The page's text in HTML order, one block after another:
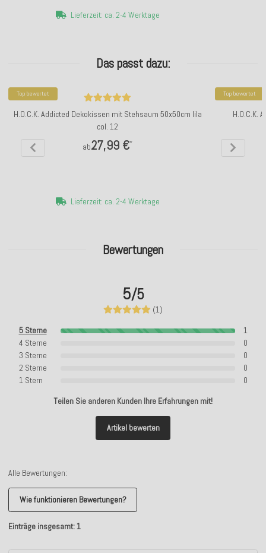
Bewertungen
5/5
(1)
5 Sterne
1
4 Sterne
0
3 Sterne
0
2 Sterne
0
1 Stern
0
Teilen Sie anderen Kunden Ihre Erfahrungen mit!
Artikel bewerten
Alle Bewertungen:
Wie funktionieren Bewertungen?
Einträge insgesamt: 1
Lieferzeit: ca. 2-4 Werktage
Das passt dazu:
Top bewertet
H.O.C.K. Addicted Dekokissen mit Stehsaum 50x50cm lila
col. 12
ab27,99 €*
Lieferzeit: ca. 2-4 Werktage
Top bewertet
H.O.C.K.